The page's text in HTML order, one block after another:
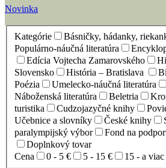
Novinka
Kategórie Básničky, hádanky,
Populárno-náučná literatúra
Edícia Vojtecha Zamarovského
Slovensko
História – Bratislava
Poézia
Umelecko-náučná literatúra
Náboženská literatúra
Beletria
turistika
Cudzojazyčné knihy
Učebnice a slovníky
České knihy
paralympijský výbor
Fond na
Doplnkový tovar
Cena
0 - 5 € 5 - 15 € 15 - a viac